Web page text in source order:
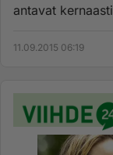
antavat
11.09.2015 06:19